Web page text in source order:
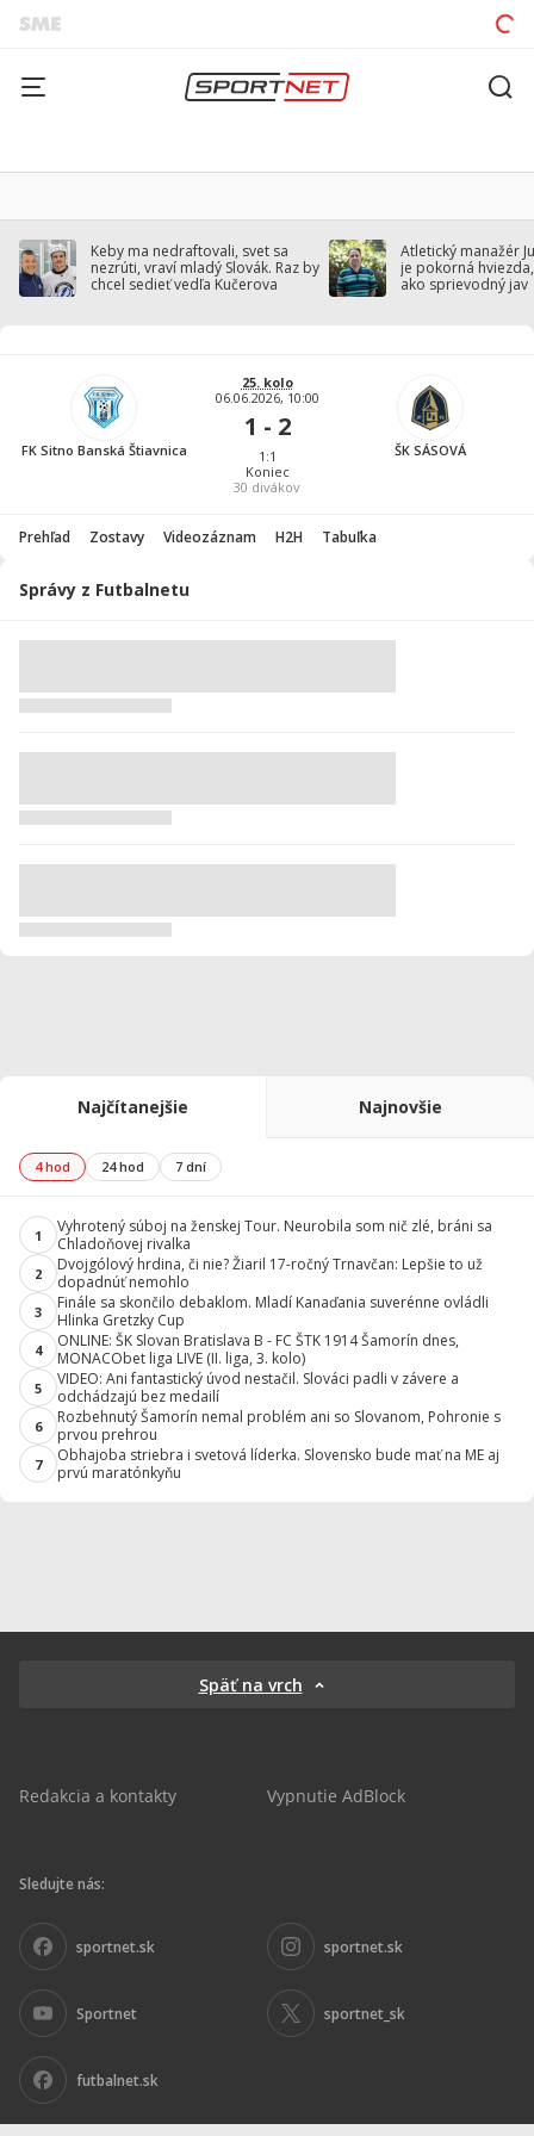
Keby ma nedraftovali, svet sa
nezrúti, vraví mladý Slovák. Raz by
chcel sedieť vedľa Kučerova
Atletický manažér
je pokorná
ako sprievodný jav
FK Sitno Banská Štiavnica
25. kolo
06.06.2026, 10:00
1 - 2
1:1
Koniec
30 divákov
ŠK SÁSOVÁ
Prehľad Zostavy Videozáznam H2H Tabuľka
Správy z Futbalnetu
Najčítanejšie Najnovšie
4 hod 24 hod 7 dní
1
Vyhrotený súboj na ženskej Tour. Neurobila som nič zlé, bráni sa
Chladoňovej rivalka
2
Dvojgólový hrdina, či nie? Žiaril 17-ročný Trnavčan: Lepšie to už
dopadnúť nemohlo
3
Finále sa skončilo debaklom. Mladí Kanaďania suverénne ovládli
Hlinka Gretzky Cup
4
ONLINE: ŠK Slovan Bratislava B - FC ŠTK 1914 Šamorín dnes,
MONACObet liga LIVE (II. liga, 3. kolo)
5
VIDEO: Ani fantastický úvod nestačil. Slováci padli v závere a
odchádzajú bez medailí
6
Rozbehnutý Šamorín nemal problém ani so Slovanom, Pohronie s
prvou prehrou
7
Obhajoba striebra i svetová líderka. Slovensko bude mať na ME aj
prvú maratónkyňu
Späť na vrch
Redakcia a kontakty Vypnutie AdBlock
Sledujte nás:
sportnet.sk sportnet.sk
Sportnet sportnet_sk
futbalnet.sk